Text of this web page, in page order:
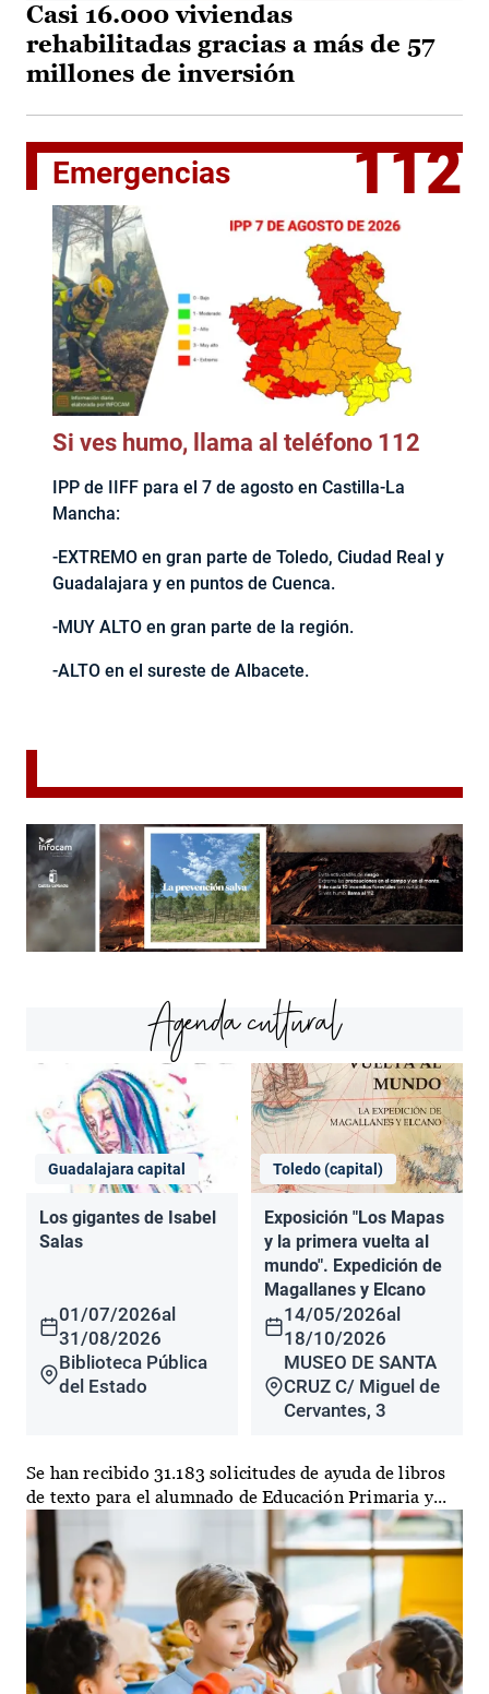
Casi 16.000 viviendas
rehabilitadas gracias a más de 57
millones de inversión
Emergencias 112
Si ves humo, llama al teléfono 112
IPP de IIFF para el 7 de agosto en Castilla-La
Mancha:
-EXTREMO en gran parte de Toledo, Ciudad Real y
Guadalajara y en puntos de Cuenca.
-MUY ALTO en gran parte de la región.
-ALTO en el sureste de Albacete.
Agenda cultural
Guadalajara capital
Los gigantes de Isabel
Salas
01/07/2026al
31/08/2026
Biblioteca Pública
del Estado
Toledo (capital)
Exposición "Los Mapas
y la primera vuelta al
mundo". Expedición de
Magallanes y Elcano
14/05/2026al
18/10/2026
MUSEO DE SANTA
CRUZ C/ Miguel de
Cervantes, 3
Se han recibido 31.183 solicitudes de ayuda de libros
de texto para el alumnado de Educación Primaria y...